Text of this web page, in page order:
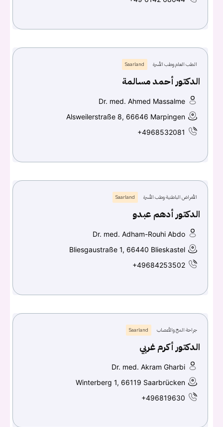
الطب العام وطب الأسرة Saarland
الدكتور أحمد مسالمة
Dr. med. Ahmed Massalme
Alsweilerstraße 8, 66646 Marpingen
+4968532081
الأمراض الباطنية وطب الأسرة Saarland
الدكتور أدهم عبدو
Dr. med. Adham-Rouhi Abdo
Bliesgaustraße 1, 66440 Blieskastel
+49684253502
جراحة المخ والأعصاب Saarland
الدكتور أكرم غربي
Dr. med. Akram Gharbi
Winterberg 1, 66119 Saarbrücken
+496819630